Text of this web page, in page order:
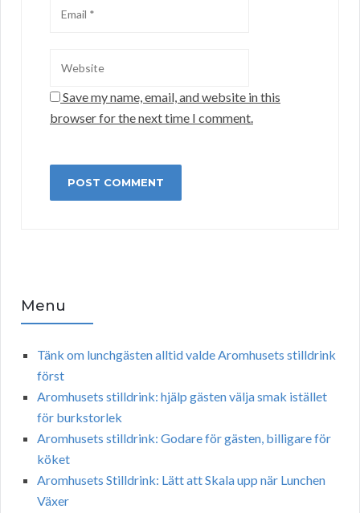
Save my name, email, and website in this
browser for the next time I comment.
Menu
Tänk om lunchgästen alltid valde Aromhusets stilldrink
först
Aromhusets stilldrink: hjälp gästen välja smak istället
för burkstorlek
Aromhusets stilldrink: Godare för gästen, billigare för
köket
Aromhusets Stilldrink: Lätt att Skala upp när Lunchen
Växer